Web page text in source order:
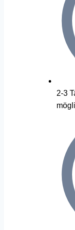
2-3